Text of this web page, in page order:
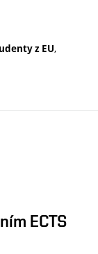
z EU,
ECTS